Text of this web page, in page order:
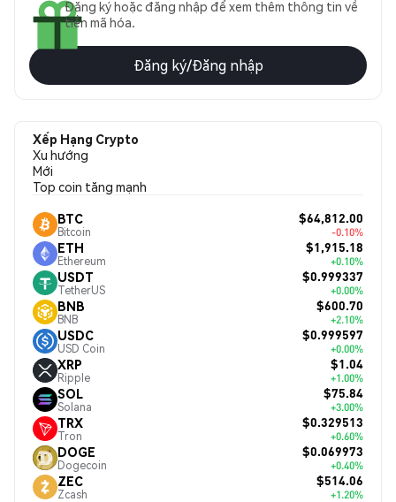
Đăng ký hoặc đăng nhập để xem thêm thông tin về
tiền mã hóa.
Đăng ký/Đăng nhập
Xếp Hạng Crypto
Xu hướng
Mới
Top coin tăng mạnh
BTC
Bitcoin
$64,812.00
-0.10%
ETH
Ethereum
$1,915.18
+0.10%
USDT
TetherUS
$0.999337
+0.00%
BNB
BNB
$600.70
+2.10%
USDC
USD Coin
$0.999597
+0.00%
XRP
Ripple
$1.04
+1.00%
SOL
Solana
$75.84
+3.00%
TRX
Tron
$0.329513
+0.60%
DOGE
Dogecoin
$0.069973
+0.40%
ZEC
Zcash
$514.06
+1.20%